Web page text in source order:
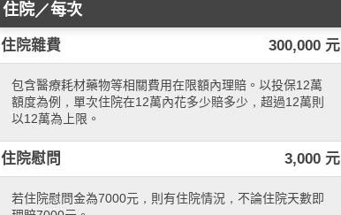
住院／每次
住院雜費 300,000 元
包含醫療耗材藥物等相關費用在限額內理賠。以投保12萬
額度為例，單次住院在12萬內花多少賠多少，超過12萬則
以12萬為上限。
住院慰問 3,000 元
若住院慰問金為7000元，則有住院情況，不論住院天數即